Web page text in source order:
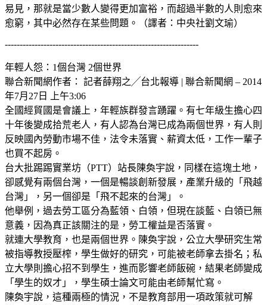
易見，那就是當少數人變得更加富裕，而超過半數的人則愈來
愈窮，其中必然存在某些問題。（譯者：中央社劉文瑜）
-----------------------------------------------------------------
年輕人怨：1個台灣 2個世界
聯合新聞網作者： 記者薛翔之╱台北報導 | 聯合新聞網 – 2014
年7月27日 上午3:06
全國經貿國是會議上，年輕族群發言踴躍。有七年級生擔心四
十年後變成拾荒老人，有人認為台灣已成為兩個世界，有人則
反映國內勞動市場不佳，法令未落實、薪資太低，工作一輩子
也買不起房。
台大批踢踢實業坊（PTT）站長陳奐宇說，同樣在這塊土地，
卻感覺有兩個台灣，一個是暢談創新發展，產業升級的「飛越
台灣」，另一個卻是「飛不起來的台灣」。
他舉例，過去勞工區分為藍領、白領，但現在談藍、白領已無
意義，因為真正該關注的是，勞工權益是否落實。
就連大學教育，也是兩個世界。陳奐宇說，公立大學研究生常
被指導教授壓榨，學生做好的研究，可能被老師拿去掛名；私
立大學則擔心招不到學生，進而影響老師飯碗，結果老師變成
「學生的奴才」，學生碩士論文可能由老師幫忙寫。
陳奐宇說，這種兩極的情況，不是教育部用一項政策就可解